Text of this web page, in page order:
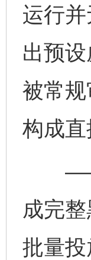
运行
出预
被常
构成直
——滋
成完
批量